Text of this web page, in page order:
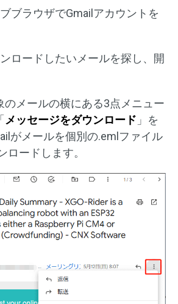
ブラウザでGmailアカウントを
ロードしたいメールを探し、開
のメールの横にある3点メニュー
メッセージをダウンロード 」を
がメールを個別の.emlファイル
ロードします。